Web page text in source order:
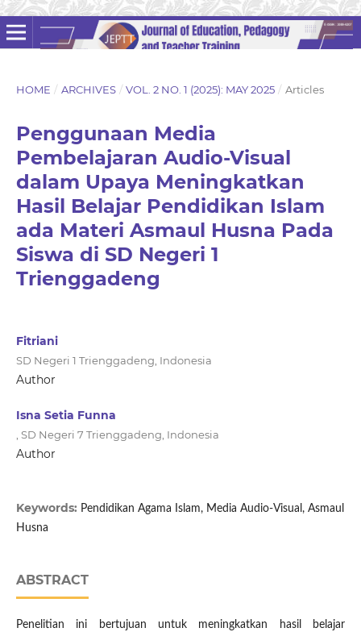
HOME / ARCHIVES / VOL. 2 NO. 1 (2025): MAY 2025 / Articles
Penggunaan Media
Pembelajaran Audio-Visual
dalam Upaya Meningkatkan
Hasil Belajar Pendidikan Islam
ada Materi Asmaul Husna Pada
Siswa di SD Negeri 1
Trienggadeng
Fitriani
SD Negeri 1 Trienggadeng, Indonesia
Author
Isna Setia Funna
, SD Negeri 7 Trienggadeng, Indonesia
Author
Keywords: Pendidikan Agama Islam, Media Audio-Visual, Asmaul
Husna
ABSTRACT
Penelitian ini bertujuan untuk meningkatkan hasil belajar